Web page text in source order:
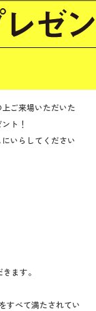
ご来場いただいた
ト！
いらしてください
ます。
すべて満たされてい